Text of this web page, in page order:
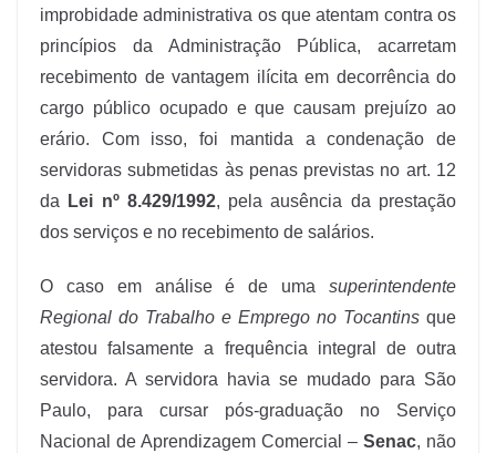
improbidade administrativa os que atentam contra os
princípios da Administração Pública, acarretam
recebimento de vantagem ilícita em decorrência do
cargo público ocupado e que causam prejuízo ao
erário. Com isso, foi mantida a condenação de
servidoras submetidas às penas previstas no art. 12
da
Lei nº 8.429/1992, pela ausência da prestação
dos serviços e no recebimento de salários.
O caso em análise é de uma superintendente
Regional do Trabalho e Emprego no Tocantins que
atestou falsamente a frequência integral de outra
servidora. A servidora havia se mudado para São
Paulo, para cursar pós-graduação no Serviço
Nacional de Aprendizagem Comercial – Senac, não